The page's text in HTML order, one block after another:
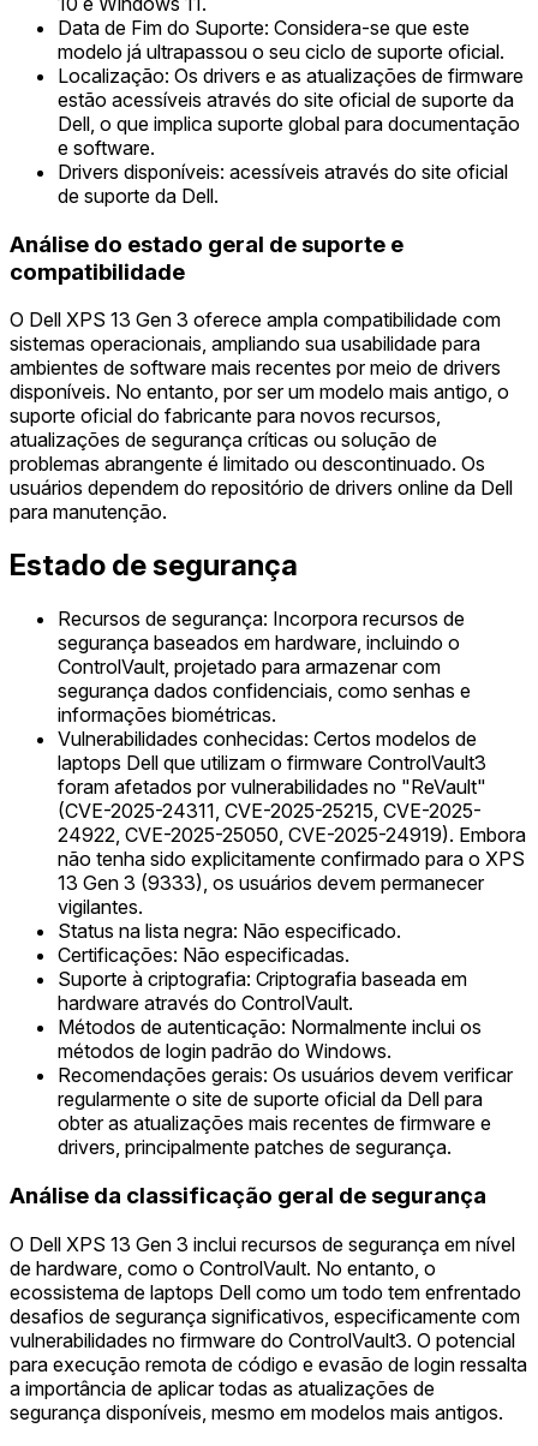
Data de Fim do Suporte: Considera-se que este
modelo já ultrapassou o seu ciclo de suporte oficial.
Localização: Os drivers e as atualizações de firmware
estão acessíveis através do site oficial de suporte da
Dell, o que implica suporte global para documentação
e software.
Drivers disponíveis: acessíveis através do site oficial
de suporte da Dell.
Análise do estado geral de suporte e
compatibilidade
O Dell XPS 13 Gen 3 oferece ampla compatibilidade com
sistemas operacionais, ampliando sua usabilidade para
ambientes de software mais recentes por meio de drivers
disponíveis. No entanto, por ser um modelo mais antigo, o
suporte oficial do fabricante para novos recursos,
atualizações de segurança críticas ou solução de
problemas abrangente é limitado ou descontinuado. Os
usuários dependem do repositório de drivers online da Dell
para manutenção.
Estado de segurança
Recursos de segurança: Incorpora recursos de
segurança baseados em hardware, incluindo o
ControlVault, projetado para armazenar com
segurança dados confidenciais, como senhas e
informações biométricas.
Vulnerabilidades conhecidas: Certos modelos de
laptops Dell que utilizam o firmware ControlVault3
foram afetados por vulnerabilidades no "ReVault"
(CVE-2025-24311, CVE-2025-25215, CVE-2025-
24922, CVE-2025-25050, CVE-2025-24919). Embora
não tenha sido explicitamente confirmado para o XPS
13 Gen 3 (9333), os usuários devem permanecer
vigilantes.
Status na lista negra: Não especificado.
Certificações: Não especificadas.
Suporte à criptografia: Criptografia baseada em
hardware através do ControlVault.
Métodos de autenticação: Normalmente inclui os
métodos de login padrão do Windows.
Recomendações gerais: Os usuários devem verificar
regularmente o site de suporte oficial da Dell para
obter as atualizações mais recentes de firmware e
drivers, principalmente patches de segurança.
Análise da classificação geral de segurança
O Dell XPS 13 Gen 3 inclui recursos de segurança em nível
de hardware, como o ControlVault. No entanto, o
ecossistema de laptops Dell como um todo tem enfrentado
desafios de segurança significativos, especificamente com
vulnerabilidades no firmware do ControlVault3. O potencial
para execução remota de código e evasão de login ressalta
a importância de aplicar todas as atualizações de
segurança disponíveis, mesmo em modelos mais antigos.